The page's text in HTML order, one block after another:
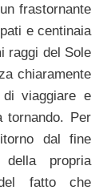
frastornante
e centinaia
raggi del Sole
chiaramente
viaggiare e
tornando. Per
dal fine
propria
fatto che